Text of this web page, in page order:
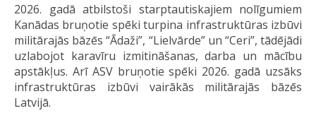
2026. gadā atbilstoši starptautiskajiem nolīgumiem
Kanādas bruņotie spēki turpina infrastruktūras izbūvi
militārajās bāzēs “Ādaži”, “Lielvārde” un “Ceri”, tādējādi
uzlabojot karavīru izmitināšanas, darba un mācību
apstākļus. Arī ASV bruņotie spēki 2026. gadā uzsāks
infrastruktūras izbūvi vairākās militārajās bāzēs
Latvijā.